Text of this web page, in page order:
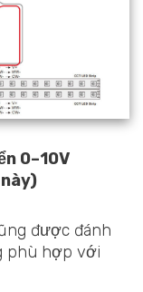
0–10V
được đánh
phù hợp với